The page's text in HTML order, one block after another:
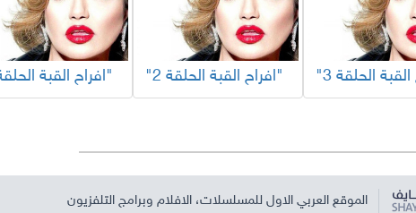
"افراح القبة الحلقة 2" "افراح القبة الحلقة 1"
الموقع العربي الاول للمسلسلات، الافلام وبرامج التلفزيون